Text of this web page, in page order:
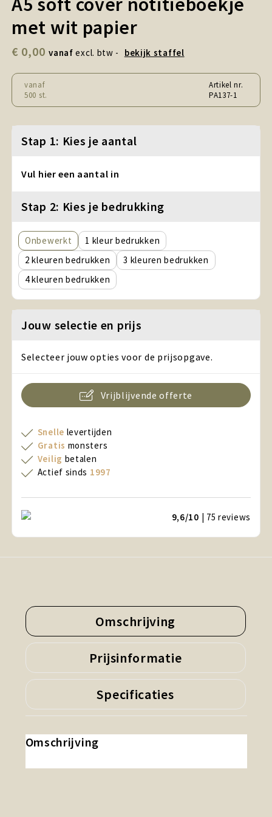
Snoepgoed en Koek
Sport, Spel en Speelgoed
Technologie
Tassen
met wit papier
€ 0,00 vanaf excl. btw - bekijk staffel
vanaf
500 st.
Artikel nr.
PA137-1
Stap 1: Kies je aantal
Vul hier een aantal in
Stap 2: Kies je bedrukking
Onbewerkt
1
2
3
4
Jouw selectie en prijs
Selecteer jouw opties voor de prijsopgave.
Vrijblijvende offerte
Snelle levertijden
Gratis monsters
Veilig betalen
Actief sinds 1997
9,6/10 | 75reviews
Omschrijving
Prijsinformatie
Specificaties
Omschrijving